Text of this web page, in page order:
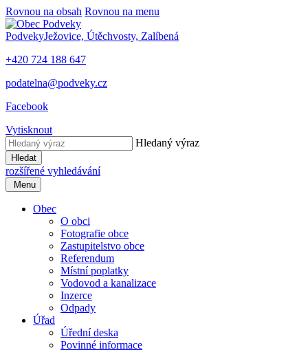
Rovnou na obsah Rovnou na menu
PodvekyJežovice, Útěchvosty, Zalíbená
+420 724 188 647
podatelna@podveky.cz
Facebook
Vytisknout
Hledaný výraz
Hledat
rozšířené vyhledávání
Menu
Obec
O obci
Fotografie obce
Zastupitelstvo obce
Referendum
Místní poplatky
Vodovod a kanalizace
Inzerce
Odpady
Úřad
Úřední deska
Povinné informace